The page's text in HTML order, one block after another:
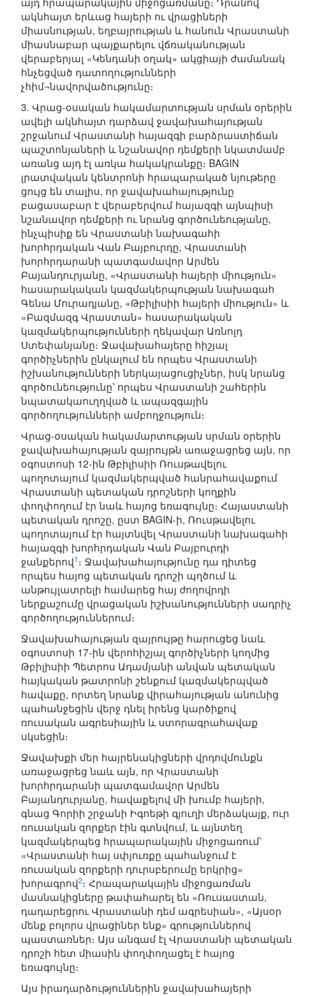
ակնհայտ երևաց հայերի ու վրացիների
միասնության, եղբայրության և հանուն Վրաստանի
միասնաբար պայքարելու վճռականության
վերաբերյալ «Կենդանի օղակ» ակցիայի ժամանակ
հնչեցված դատողությունների
չհիմ¬նավորվածությունը։
3. Վրաց-օսական հակամարտության սրման օրերին
ավելի ակնհայտ դարձավ ջավախահայության
շրջանում Վրաստանի հայազգի բարձրաստիճան
պաշտոնյաների և նշանավոր դեմքերի նկատմամբ
առանց այդ էլ առկա հակակրանքը։ BAGIN
լրատվական կենտրոնի հրապարակած նյութերը
ցույց են տալիս, որ ջավախահայությունը
բացասաբար է վերաբերվում հայազգի այնպիսի
նշանավոր դեմքերի ու նրանց գործունեությանը,
ինչպիսիք են Վրաստանի նախագահի
խորհրդական Վան Բայբուրդը, Վրաստանի
խորհրդարանի պատգամավոր Արմեն
Բայանդուրյանը, «Վրաստանի հայերի միություն»
հասարակական կազմակերպության նախագահ
Գենա Մուրադյանը, «Թբիլիսիի հայերի միություն» և
«Բազմազգ Վրաստան» հասարակական
կազմակերպությունների ղեկավար Առնոլդ
Ստեփանյանը։ Ջավախահայերը հիշյալ
գործիչներին ընկալում են որպես Վրաստանի
իշխանությունների ներկայացուցիչներ, իսկ նրանց
գործունեությունը՝ որպես Վրաստանի շահերին
նպատակաուղղված և ապազգային
գործողությունների ամբողջություն։
Վրաց-օսական հակամարտության սրման օրերին
ջավախահայության զայրույթն առաջացրեց այն, որ
օգոստոսի 12-ին Թբիլիսիի Ռուսթավելու
պողոտայում կազմակերպված հանրահավաքում
Վրաստանի պետական դրոշների կողքին
փողփողում էր նաև հայոց եռագույնը։ Հայաստանի
պետական դրոշը, ըստ BAGIN-ի, Ռուսթավելու
պողոտայում էր հայտնվել Վրաստանի նախագահի
հայազգի խորհրդական Վան Բայբուրդի
ջանքերով1 ։ Ջավախահայությունը դա դիտեց
որպես հայոց պետական դրոշի պղծում և
անթույլատրելի համարեց հայ ժողովրդի
ներքաշումը վրացական իշխանությունների սադրիչ
գործողություններում։
Ջավախահայության զայրույթը հարուցեց նաև
օգոստոսի 17-ին վերոհիշյալ գործիչների կողմից
Թբիլիսիի Պետրոս Ադամյանի անվան պետական
հայկական թատրոնի շենքում կազմակերպված
հավաքը, որտեղ նրանք վիրահայության անունից
պահանջեցին վերջ դնել իրենց կարծիքով
ռուսական ագրեսիային և ստորագրահավաք
սկսեցին։
Ջավախքի մեր հայրենակիցների վրդովմունքն
առաջացրեց նաև այն, որ Վրաստանի
խորհրդարանի պատգամավոր Արմեն
Բայանդուրյանը, հավաքելով մի խումբ հայերի,
գնաց Գորիի շրջանի Իգոեթի գյուղի մերձակայք, ուր
ռուսական զորքեր էին գտնվում, և այնտեղ
կազմակերպեց հրապարակային միջոցառում՝
«Վրաստանի հայ սփյուռքը պահանջում է
ռուսական զորքերի դուրսբերումը երկրից»
խորագրով2։ Հրապարակային միջոցառման
մասնակիցները թափահարել են «Ռուսաստան,
դադարեցրու Վրաստանի դեմ ագրեսիան», «Այսօր
մենք բոլորս վրացիներ ենք» գրություններով
պաստառներ։ Այս անգամ էլ Վրաստանի պետական
դրոշի հետ միասին փողփողացել է հայոց
եռագույնը։
Այս իրադարձություններին ջավախահայերի